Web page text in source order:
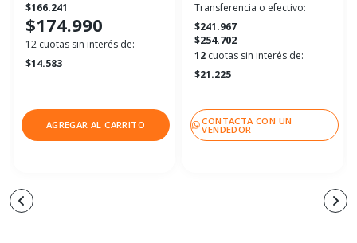
$166.241
$174.990
12 cuotas sin interés de:
$14.583
AGREGAR AL CARRITO
Transferencia o efectivo:
$241.967
$254.702
12 cuotas sin interés de:
$21.225
CONTACTA CON UN
VENDEDOR